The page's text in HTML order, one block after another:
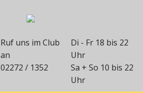
Ruf uns im Club
an
02272 / 1352
Di - Fr 18 bis 22
Uhr
Sa + So 10 bis 22
Uhr